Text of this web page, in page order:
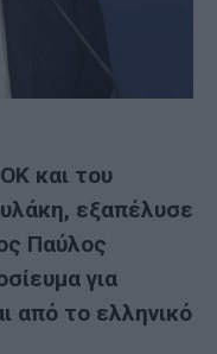
και του
εξαπέλυσε
Παύλος
για
από το ελληνικό